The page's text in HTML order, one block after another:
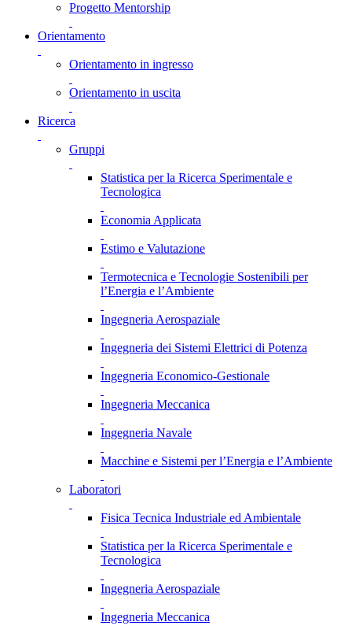
Progetto Mentorship
Orientamento
Orientamento in ingresso
Orientamento in uscita
Ricerca
Gruppi
Statistica per la Ricerca Sperimentale e
Tecnologica
Economia Applicata
Estimo e Valutazione
Termotecnica e Tecnologie Sostenibili per
l’Energia e l’Ambiente
Ingegneria Aerospaziale
Ingegneria dei Sistemi Elettrici di Potenza
Ingegneria Economico-Gestionale
Ingegneria Meccanica
Ingegneria Navale
Macchine e Sistemi per l’Energia e l’Ambiente
Laboratori
Fisica Tecnica Industriale ed Ambientale
Statistica per la Ricerca Sperimentale e
Tecnologica
Ingegneria Aerospaziale
Ingegneria Meccanica